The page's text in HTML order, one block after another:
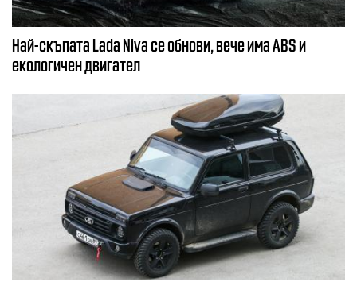
Най-скъпата Lada Niva се обнови, вече има ABS и
екологичен двигател